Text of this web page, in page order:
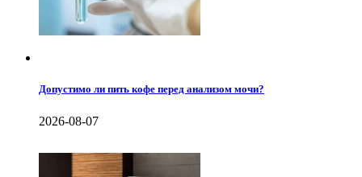
Допустимо ли пить кофе перед анализом мочи?
2026-08-07